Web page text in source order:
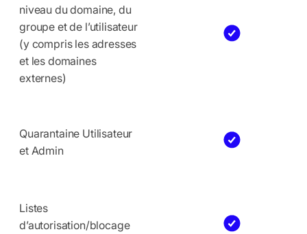
niveau du domaine, du
groupe et de l’utilisateur
(y compris les adresses
et les domaines
externes)
Quarantaine Utilisateur
et Admin
Listes
d’autorisation/blocage